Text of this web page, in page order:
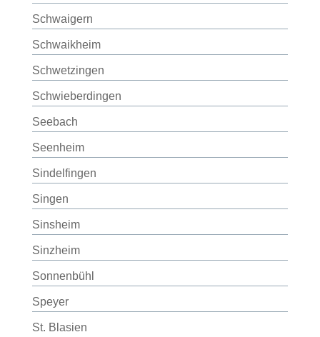
Schwaigern
Schwaikheim
Schwetzingen
Schwieberdingen
Seebach
Seenheim
Sindelfingen
Singen
Sinsheim
Sinzheim
Sonnenbühl
Speyer
St. Blasien